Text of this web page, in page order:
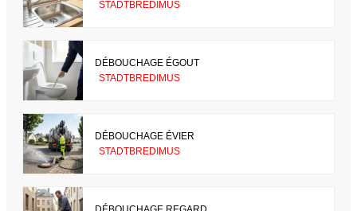
STADTBREDIMUS
DÉBOUCHAGE ÉGOUT
STADTBREDIMUS
DÉBOUCHAGE ÉVIER
STADTBREDIMUS